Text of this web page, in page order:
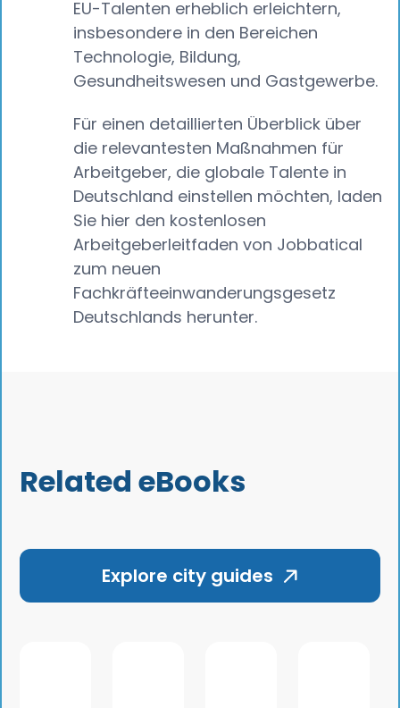
EU-Talenten erheblich erleichtern,
insbesondere in den Bereichen
Technologie, Bildung,
Gesundheitswesen und Gastgewerbe.
Für einen detaillierten Überblick über
die relevantesten Maßnahmen für
Arbeitgeber, die globale Talente in
Deutschland einstellen möchten, laden
Sie hier den kostenlosen
Arbeitgeberleitfaden von Jobbatical
zum neuen
Fachkräfteeinwanderungsgesetz
Deutschlands herunter.
Related eBooks
Explore city guides